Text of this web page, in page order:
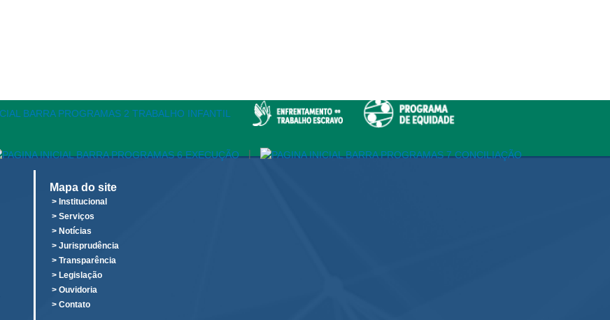
|
Mapa do site
> Institucional
> Serviços
> Notícias
> Jurisprudência
> Transparência
> Legislação
> Ouvidoria
> Contato